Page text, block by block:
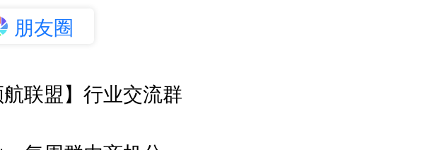
朋友圈
联盟】行业交流群